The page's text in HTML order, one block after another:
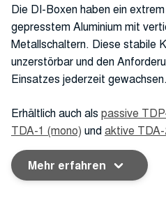
Die DI-Boxen haben ein
gepresstem Aluminium mit
Metallschaltern. Diese stabile
unzerstörbar und den
Einsatzes jederzeit gewachsen.
Erhältlich auch als passive
TDA-1 (mono) undaktive
Mehr erfahren